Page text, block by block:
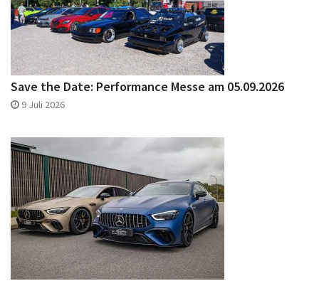
Save the Date: Performance Messe am 05.09.2026
9 Juli 2026